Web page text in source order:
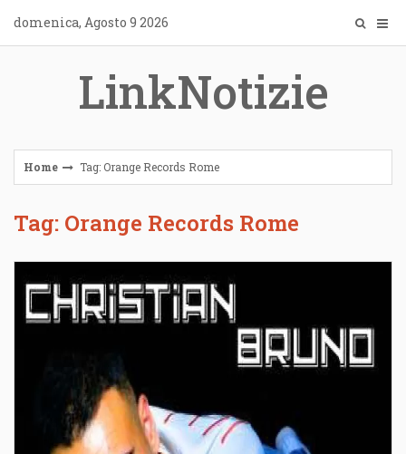
content
domenica, Agosto 9 2026
LinkNotizie
Home Tag: Orange Records Rome
Tag: Orange Records Rome